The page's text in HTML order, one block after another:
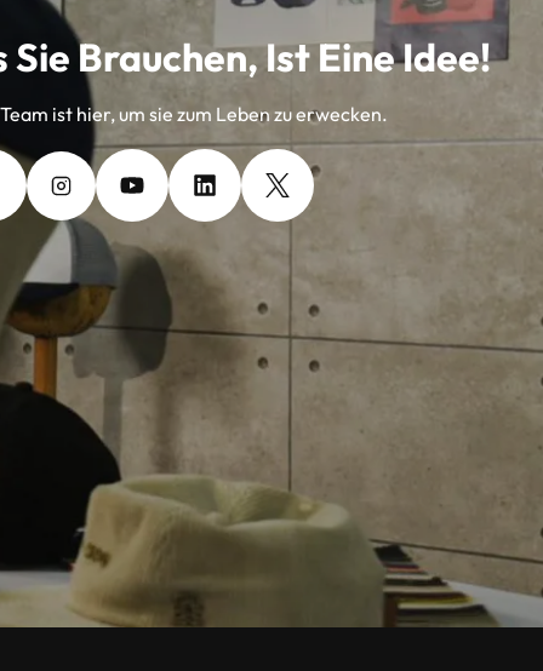
Sie Brauchen, Ist Eine Idee!
ist hier, um sie zum Leben zu erwecken.